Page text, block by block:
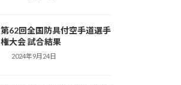
第62回全国防具付空手道選手
権大会 試合結果
2024年9月24日